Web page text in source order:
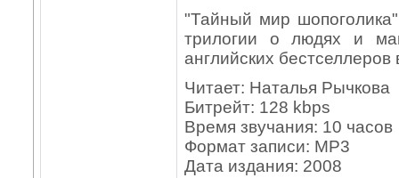
"Тайный мир
трилогии о людях и
английских бестселлеров
Читает: Наталья Рычкова
Битрейт: 128 kbps
Время звучания: 10 часов
Формат записи: MP3
Дата издания: 2008